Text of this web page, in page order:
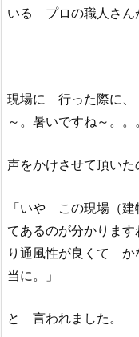
いる プロの職人さん
現場に 行った際に
～。暑いですね～。
声をかけさせて頂いた
「いや この現場（
てあるのが分かりま
り通風性が良くて
当に。」
と 言われました。